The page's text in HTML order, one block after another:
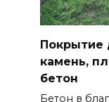
Покрытие
камень,
бетон
Бетон в